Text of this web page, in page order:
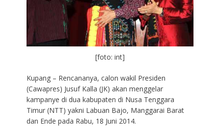
[foto: int]
Kupang – Rencananya, calon wakil Presiden
(Cawapres) Jusuf Kalla (JK) akan menggelar
kampanye di dua kabupaten di Nusa Tenggara
Timur (NTT) yakni Labuan Bajo, Manggarai Barat
dan Ende pada Rabu, 18 Juni 2014.